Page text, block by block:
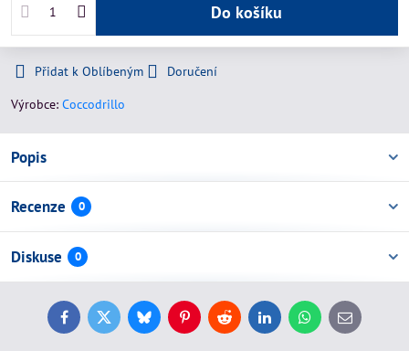
Do košíku
Přidat k Oblíbeným
Doručení
Výrobce: Coccodrillo
Popis
Recenze 0
Diskuse 0
FacebookTwitterBlueskyPinterestReddit LinkedInWhatsApp
E-
mail